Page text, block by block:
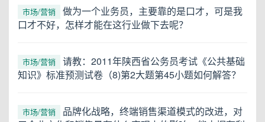
市场/营销
做为一个业务员，主要靠的是口才，可是我
口才不好，怎样才能在这行业做下去呢？
市场/营销
请教：2011年陕西省公务员考试《公共基础
知识》标准预测试卷（8)第2大题第45小题如何解答？
市场/营销
品牌化战略，终端销售渠道模式的改进，对